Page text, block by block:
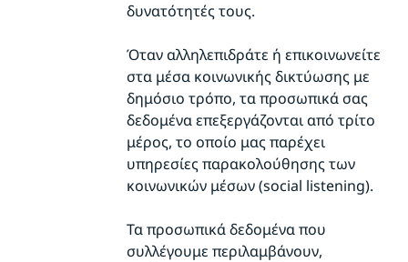
δυνατότητές τους.
Όταν αλληλεπιδράτε ή επικοινωνείτε
στα μέσα κοινωνικής δικτύωσης με
δημόσιο τρόπο, τα προσωπικά σας
δεδομένα επεξεργάζονται από τρίτο
μέρος, το οποίο μας παρέχει
υπηρεσίες παρακολούθησης των
κοινωνικών μέσων (social listening).
Τα προσωπικά δεδομένα που
συλλέγουμε περιλαμβάνουν,